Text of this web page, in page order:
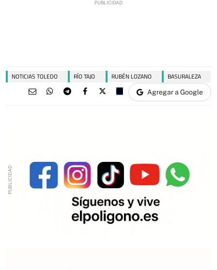
NOTICIAS TOLEDO RÍO TAJO RUBÉN LOZANO BASURALEZA
Agregar a Google